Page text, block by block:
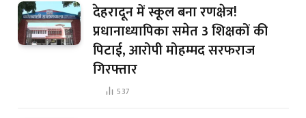
देहरादून में स्कूल बना रणक्षेत्र!
प्रधानाध्यापिका समेत 3 शिक्षकों की
पिटाई, आरोपी मोहम्मद सरफराज
गिरफ्तार
537